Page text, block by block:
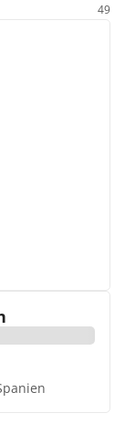
49